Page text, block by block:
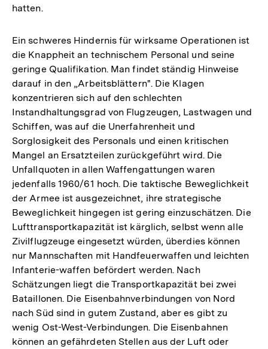
hatten.
Ein schweres Hindernis für wirksame Operationen ist
die Knappheit an technischem Personal und seine
geringe Qualifikation. Man findet ständig Hinweise
darauf in den „Arbeitsblättern". Die Klagen
konzentrieren sich auf den schlechten
Instandhaltungsgrad von Flugzeugen, Lastwagen und
Schiffen, was auf die Unerfahrenheit und
Sorglosigkeit des Personals und einen kritischen
Mangel an Ersatzteilen zurückgeführt wird. Die
Unfallquoten in allen Waffengattungen waren
jedenfalls 1960/61 hoch. Die taktische Beweglichkeit
der Armee ist ausgezeichnet, ihre strategische
Beweglichkeit hingegen ist gering einzuschätzen. Die
Lufttransportkapazität ist kärglich, selbst wenn alle
Zivilflugzeuge eingesetzt würden, überdies können
nur Mannschaften mit Handfeuerwaffen und leichten
Infanterie-waffen befördert werden. Nach
Schätzungen liegt die Transportkapazität bei zwei
Bataillonen. Die Eisenbahnverbindungen von Nord
nach Süd sind in gutem Zustand, aber es gibt zu
wenig Ost-West-Verbindungen. Die Eisenbahnen
können an gefährdeten Stellen aus der Luft oder